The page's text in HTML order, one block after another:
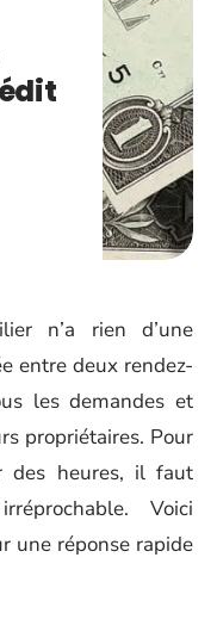
n’a rien d’une
entre deux rendez-
les demandes et
propriétaires. Pour
des heures, il faut
Voici
une réponse rapide